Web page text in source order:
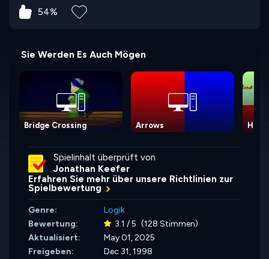
54%
Sie Werden Es Auch Mögen
Bridge Crossing Arrows Hour
Spielinhalt überprüft von
Jonathan Keefer
Erfahren Sie mehr über unsere Richtlinien zur
Spielbewertung
Genre:
Logik
Bewertung:
3.1 / 5 (128 Stimmen)
Aktualisiert:
May 01, 2025
Freigeben:
Dec 31, 1998